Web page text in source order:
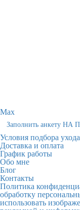
Max
Заполнить анкету
Условия подбора ухода
Доставка и оплата
График работы
Обо мне
Блог
Контакты
Политика
обработку
использовать